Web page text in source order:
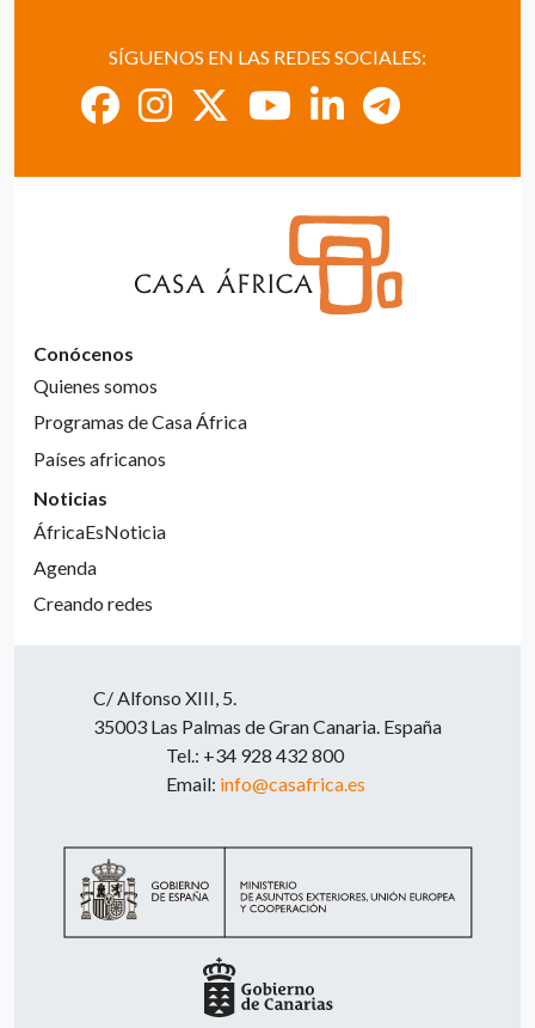
SÍGUENOS EN LAS REDES SOCIALES:
Conócenos
Quienes somos
Programas de Casa África
Países africanos
Noticias
ÁfricaEsNoticia
Agenda
Creando redes
C/ Alfonso XIII, 5.
35003 Las Palmas de Gran Canaria. España
Tel.: +34 928 432 800
Email: info@casafrica.es